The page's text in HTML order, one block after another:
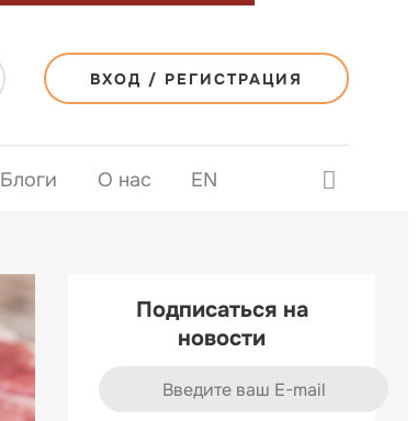
ВХОД / РЕГИСТРАЦИЯ
Блоги О нас EN
Подписаться на
новости